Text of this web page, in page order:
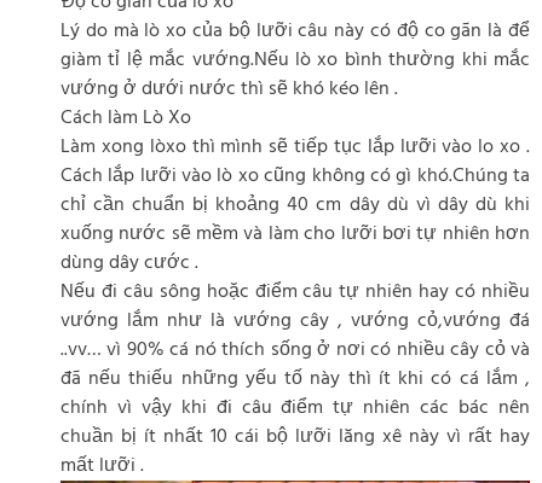
Lý do mà lò xo của bộ lưỡi câu này có độ co gãn là để
giàm tỉ lệ mắc vướng.Nếu lò xo bình thường khi mắc
vướng ở dưới nước thì sẽ khó kéo lên .
Cách làm Lò Xo
Làm xong lòxo thì mình sẽ tiếp tục lắp lưỡi vào lo xo .
Cách lắp lưỡi vào lò xo cũng không có gì khó.Chúng ta
chỉ cần chuẩn bị khoảng 40 cm dây dù vì dây dù khi
xuống nước sẽ mềm và làm cho lưỡi bơi tự nhiên hơn
dùng dây cước .
Nếu đi câu sông hoặc điểm câu tự nhiên hay có nhiều
vướng lắm như là vướng cây , vướng cỏ,vướng đá
..vv… vì 90% cá nó thích sống ở nơi có nhiều cây cỏ và
đã nếu thiếu những yếu tố này thì ít khi có cá lắm ,
chính vì vậy khi đi câu điểm tự nhiên các bác nên
chuần bị ít nhất 10 cái bộ lưỡi lăng xê này vì rất hay
mất lưỡi .